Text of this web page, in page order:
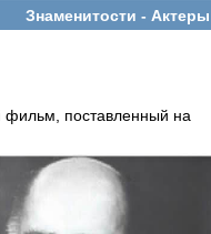
Знаменитости - Актеры
фильм, поставленный на